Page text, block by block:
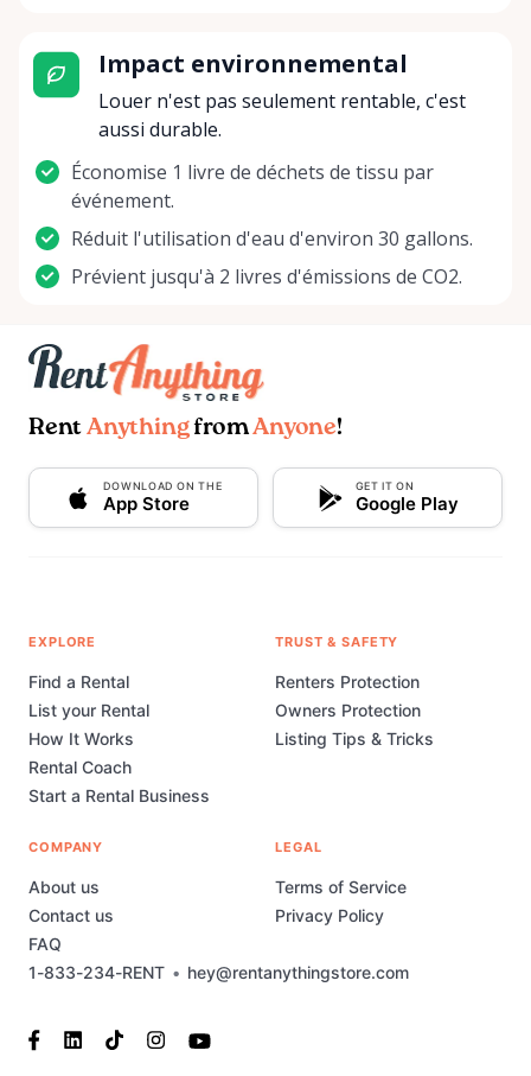
Impact environnemental
Louer n'est pas seulement rentable, c'est
aussi durable.
Économise 1 livre de déchets de tissu par
événement.
Réduit l'utilisation d'eau d'environ 30 gallons.
Prévient jusqu'à 2 livres d'émissions de CO2.
Rent AnythingfromAnyone!
DOWNLOAD ON THE
App Store
GET IT ON
Google Play
1-833-234-RENT • hey@rentanythingstore.com
EXPLORE
Find a Rental
List your Rental
How It Works
Rental Coach
Start a Rental Business
TRUST & SAFETY
Renters Protection
Owners Protection
Listing Tips & Tricks
COMPANY
About us
Contact us
FAQ
LEGAL
Terms of Service
Privacy Policy